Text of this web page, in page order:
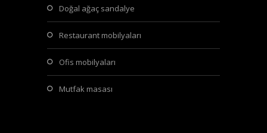
doğal ağaç sandalye
restaurant mobilyaları
ofis mobilyaları
mutfak masası